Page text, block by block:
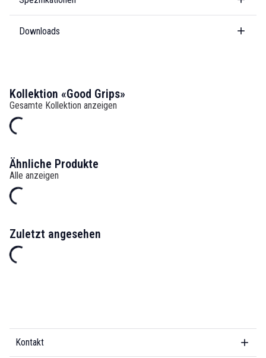
Downloads
Kollektion «Good Grips»
Gesamte Kollektion anzeigen
Ähnliche Produkte
Alle anzeigen
Zuletzt angesehen
Kontakt